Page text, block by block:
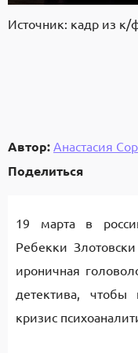
Источник: кадр из к/
Автор: Анастасия
Поделиться
19 марта в
Ребекки
ироничная
детектива, чтобы
кризис